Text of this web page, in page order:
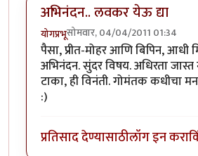
अभिनंदन.. लवकर येऊ द्या
योगप्रभूसोमवार, 04/04/2011 01:34
पैसा, प्रीत-मोहर आणि बिपिन,
अभिनंदन. सुंदर विषय. अधिरता
टाका, ही विनंती. गोमंतक कधीचा
:)
प्रतिसाद देण्यासाठीलॉग इन करा